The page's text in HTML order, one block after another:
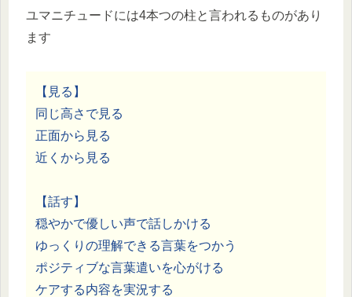
ユマニチュードには4本つの柱と言われるものがあり
ます
【見る】
同じ高さで見る
正面から見る
近くから見る
【話す】
穏やかで優しい声で話しかける
ゆっくりの理解できる言葉をつかう
ポジティブな言葉遣いを心がける
ケアする内容を実況する